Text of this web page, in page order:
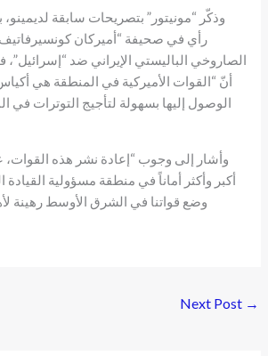
وذكّر “مونيتور” بتصريحات سابقة
رأي في صحيفة “أميركان
الصاروخي الباليستي الإيراني ضد “إسرائيل”،
أنّ “القوات الأميركية في المنطقة هي
الوصول إليها بسهولة لتأجيج التوترات في
وأشار إلى وجوب “إعادة نشر هذه القوات،
أكبر وأكثر أماناً في منطقة مسؤولية القيادة
وضع قواتنا في الشرق الأوسط رهينة
Next Post →